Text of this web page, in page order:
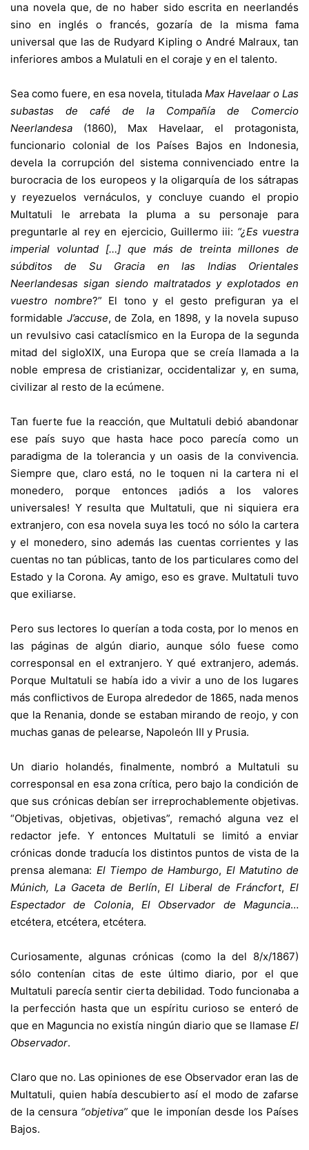
una novela que, de no haber sido escrita en neerlandés
sino en inglés o francés, gozaría de la misma fama
universal que las de Rudyard Kipling o André Malraux, tan
inferiores ambos a Mulatuli en el coraje y en el talento.
Sea como fuere, en esa novela, titulada Max Havelaar o Las
subastas de café de la Compañía de Comercio
Neerlandesa (1860), Max Havelaar, el protagonista,
funcionario colonial de los Países Bajos en Indonesia,
devela la corrupción del sistema connivenciado entre la
burocracia de los europeos y la oligarquía de los sátrapas
y reyezuelos vernáculos, y concluye cuando el propio
Multatuli le arrebata la pluma a su personaje para
preguntarle al rey en ejercicio, Guillermo iii: “¿Es vuestra
imperial voluntad […] que más de treinta millones de
súbditos de Su Gracia en las Indias Orientales
Neerlandesas sigan siendo maltratados y explotados en
vuestro nombre?” El tono y el gesto prefiguran ya el
formidable J’accuse, de Zola, en 1898, y la novela supuso
un revulsivo casi cataclísmico en la Europa de la segunda
mitad del sigloXIX, una Europa que se creía llamada a la
noble empresa de cristianizar, occidentalizar y, en suma,
civilizar al resto de la ecúmene.
Tan fuerte fue la reacción, que Multatuli debió abandonar
ese país suyo que hasta hace poco parecía como un
paradigma de la tolerancia y un oasis de la convivencia.
Siempre que, claro está, no le toquen ni la cartera ni el
monedero, porque entonces ¡adiós a los valores
universales! Y resulta que Multatuli, que ni siquiera era
extranjero, con esa novela suya les tocó no sólo la cartera
y el monedero, sino además las cuentas corrientes y las
cuentas no tan públicas, tanto de los particulares como del
Estado y la Corona. Ay amigo, eso es grave. Multatuli tuvo
que exiliarse.
Pero sus lectores lo querían a toda costa, por lo menos en
las páginas de algún diario, aunque sólo fuese como
corresponsal en el extranjero. Y qué extranjero, además.
Porque Multatuli se había ido a vivir a uno de los lugares
más conflictivos de Europa alrededor de 1865, nada menos
que la Renania, donde se estaban mirando de reojo, y con
muchas ganas de pelearse, Napoleón III y Prusia.
Un diario holandés, finalmente, nombró a Multatuli su
corresponsal en esa zona crítica, pero bajo la condición de
que sus crónicas debían ser irreprochablemente objetivas.
“Objetivas, objetivas, objetivas”, remachó alguna vez el
redactor jefe. Y entonces Multatuli se limitó a enviar
crónicas donde traducía los distintos puntos de vista de la
prensa alemana: El Tiempo deHamburgo, El Matutino de
Múnich, La Gaceta de Berlín,El Liberal de Fráncfort,El
Espectador de Colonia,El Observador de Maguncia…
etcétera, etcétera, etcétera.
Curiosamente, algunas crónicas (como la del 8/x/1867)
sólo contenían citas de este último diario, por el que
Multatuli parecía sentir cierta debilidad. Todo funcionaba a
la perfección hasta que un espíritu curioso se enteró de
que en Maguncia no existía ningún diario que se llamase El
Observador.
Claro que no. Las opiniones de ese Observador eran las de
Multatuli, quien había descubierto así el modo de zafarse
de la censura “objetiva” que le imponían desde los Países
Bajos.